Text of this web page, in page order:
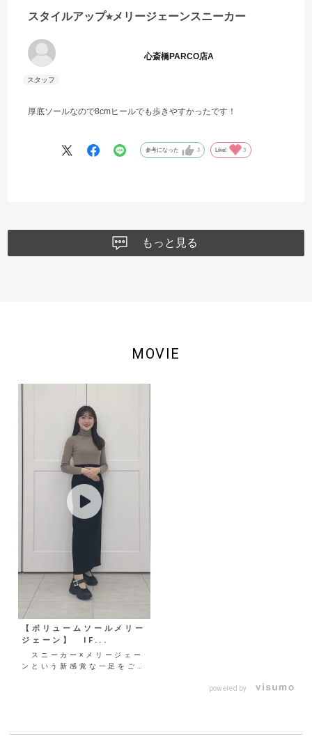
スタイルアップ⭐︎メリージェーンスニーカー
心斎橋PARCO店A
厚底ソールなので8cmヒールでも歩きやすかったです！
参考になった 3 Like! 3
もっと見る
MOVIE
【ボリュームソールメリー
ジェーン】 IF...
スニーカー×メリージェー
ンという新感覚な一足をご紹
powered by